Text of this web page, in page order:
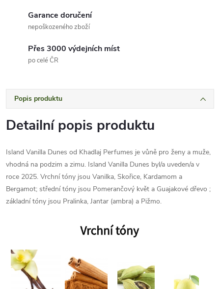
Garance doručení
nepoškozeného zboží
Přes 3000 výdejních míst
po celé ČR
Popis produktu
Detailní popis produktu
Island Vanilla Dunes od Khadlaj Perfumes je vůně pro ženy a muže,
vhodná na podzim a zimu. Island Vanilla Dunes byl/a uveden/a v
roce 2025. Vrchní tóny jsou Vanilka, Skořice, Kardamom a
Bergamot; střední tóny jsou Pomerančový květ a Guajakové dřevo ;
základní tóny jsou Pralinka, Jantar (ambra) a Pižmo.